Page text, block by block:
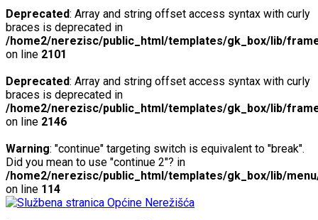
Deprecated: Array and string offset access syntax with curly
braces is deprecated in
/home2/nerezisc/public_html/templates/gk_box/lib/
on line 2101
Deprecated: Array and string offset access syntax with curly
braces is deprecated in
/home2/nerezisc/public_html/templates/gk_box/lib/
on line 2146
Warning: "continue" targeting switch is equivalent to "break".
Did you mean to use "continue 2"? in
/home2/nerezisc/public_html/templates/gk_box/lib/
on line 114